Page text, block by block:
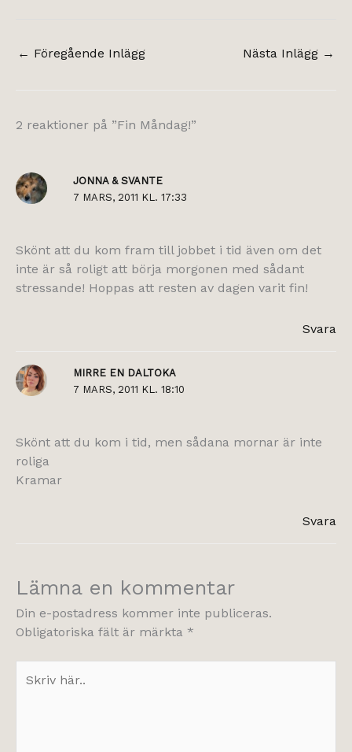
← Föregående Inlägg Nästa Inlägg →
2 reaktioner på ”Fin Måndag!”
JONNA & SVANTE
7 MARS, 2011 KL. 17:33
Skönt att du kom fram till jobbet i tid även om det
inte är så roligt att börja morgonen med sådant
stressande! Hoppas att resten av dagen varit fin!
Svara
MIRRE EN DALTOKA
7 MARS, 2011 KL. 18:10
Skönt att du kom i tid, men sådana mornar är inte
roliga
Kramar
Svara
Lämna en kommentar
Din e-postadress kommer inte publiceras.
Obligatoriska fält är märkta *
här..